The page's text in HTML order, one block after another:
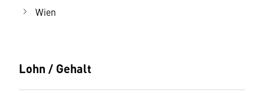
Wien
Lohn / Gehalt